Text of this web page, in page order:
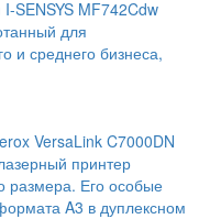
SENSYS MF742Cdw
для
и среднего бизнеса,
VersaLink C7000DN
принтер
размера. Его особые
A3 в дуплексном